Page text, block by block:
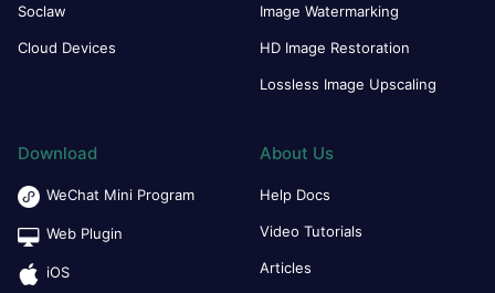
Soclaw
Cloud Devices
Image Watermarking
HD Image Restoration
Lossless Image Upscaling
Download
WeChat Mini Program
Web Plugin
iOS
About Us
Help Docs
Video Tutorials
Articles